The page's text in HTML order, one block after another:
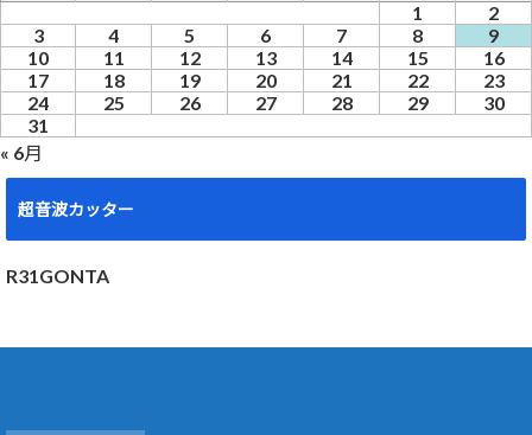
1
2
3
4 5 6 7 8
9
10
11 12 13 14 15
16
17
18 19 20 21 22
23
24
25 26 27 28 29
30
31
« 6月
超音波カッター
R31GONTA